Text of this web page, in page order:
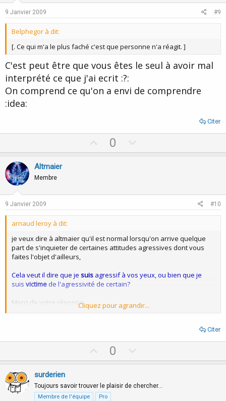
9 Janvier 2009 #9
Belphegor à dit:
[. Ce qui m'a le plus faché c'est que personne n'a réagit. ]
C'est peut être que vous êtes le seul à avoir mal
interprété ce que j'ai ecrit :?:
On comprend ce qu'on a envi de comprendre
:idea:
Citer
p
t
0
o
v
Altmaier
Membre
9 Janvier 2009 #10
arnaud leroy à dit:
je veux dire à altmaier qu'il est normal lorsqu'on arrive quelque
part de s'inquieter de certaines attitudes agressives dont vous
faites l'objet d'ailleurs,
Cela veut il dire que je suis agressif à vos yeux, ou bien que je
suis victime de l'agressivité de certain?
Merci de votre réponse.Cliquez pour agrandir...
Citer
p
o
0
o
n
surderien
Toujours savoir trouver le plaisir de chercher…
Membre de l'équipe Pro